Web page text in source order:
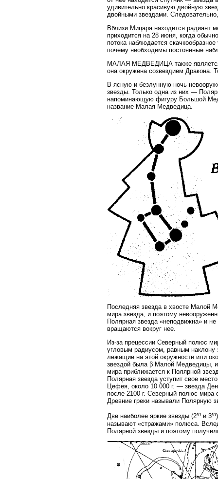
удивительно красивую двойную
двойными звездами.
Вблизи Мицара находится радиант
приходится на 28 июня, когда
потока наблюдается
почему необходимы постоянные
МАЛАЯ МЕДВЕДИЦА также является
она окружена созвездием Дракона.
В ясную и безлунную ночь
звезды. Только одна из них —
напоминающую фигуру Большой
название Малая Медведица.
Последняя звезда в хвосте Малой
мира звезда, и поэтому
Полярная звезда «неподвижна» и
вращаются вокруг нее.
Из-за прецессии Северный полюс
угловым радиусом, равным наклону
лежащие на этой окружности или
звездой была β Малой Медведицы,
мира приближается к Полярной
Полярная звезда уступит свое
Цефея, около 10 000 г. — звезда
после 2100 г. Северный полюс мира
Древние греки называли Полярную
Две наиболее яркие звезды (2m и 3m
называют «стражами» полюса.
Полярной звезды и поэтому